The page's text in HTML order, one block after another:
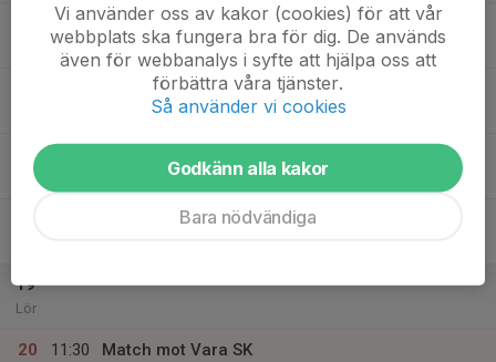
17
Tor Mossbrott
19
Lör
20
11:30
Match mot Vara SK
Vi använder oss av kakor (cookies) för att vår
webbplats ska fungera bra för dig. De används
även för webbanalys i syfte att hjälpa oss att
förbättra våra tjänster.
Så använder vi cookies
Godkänn alla kakor
Bara nödvändiga